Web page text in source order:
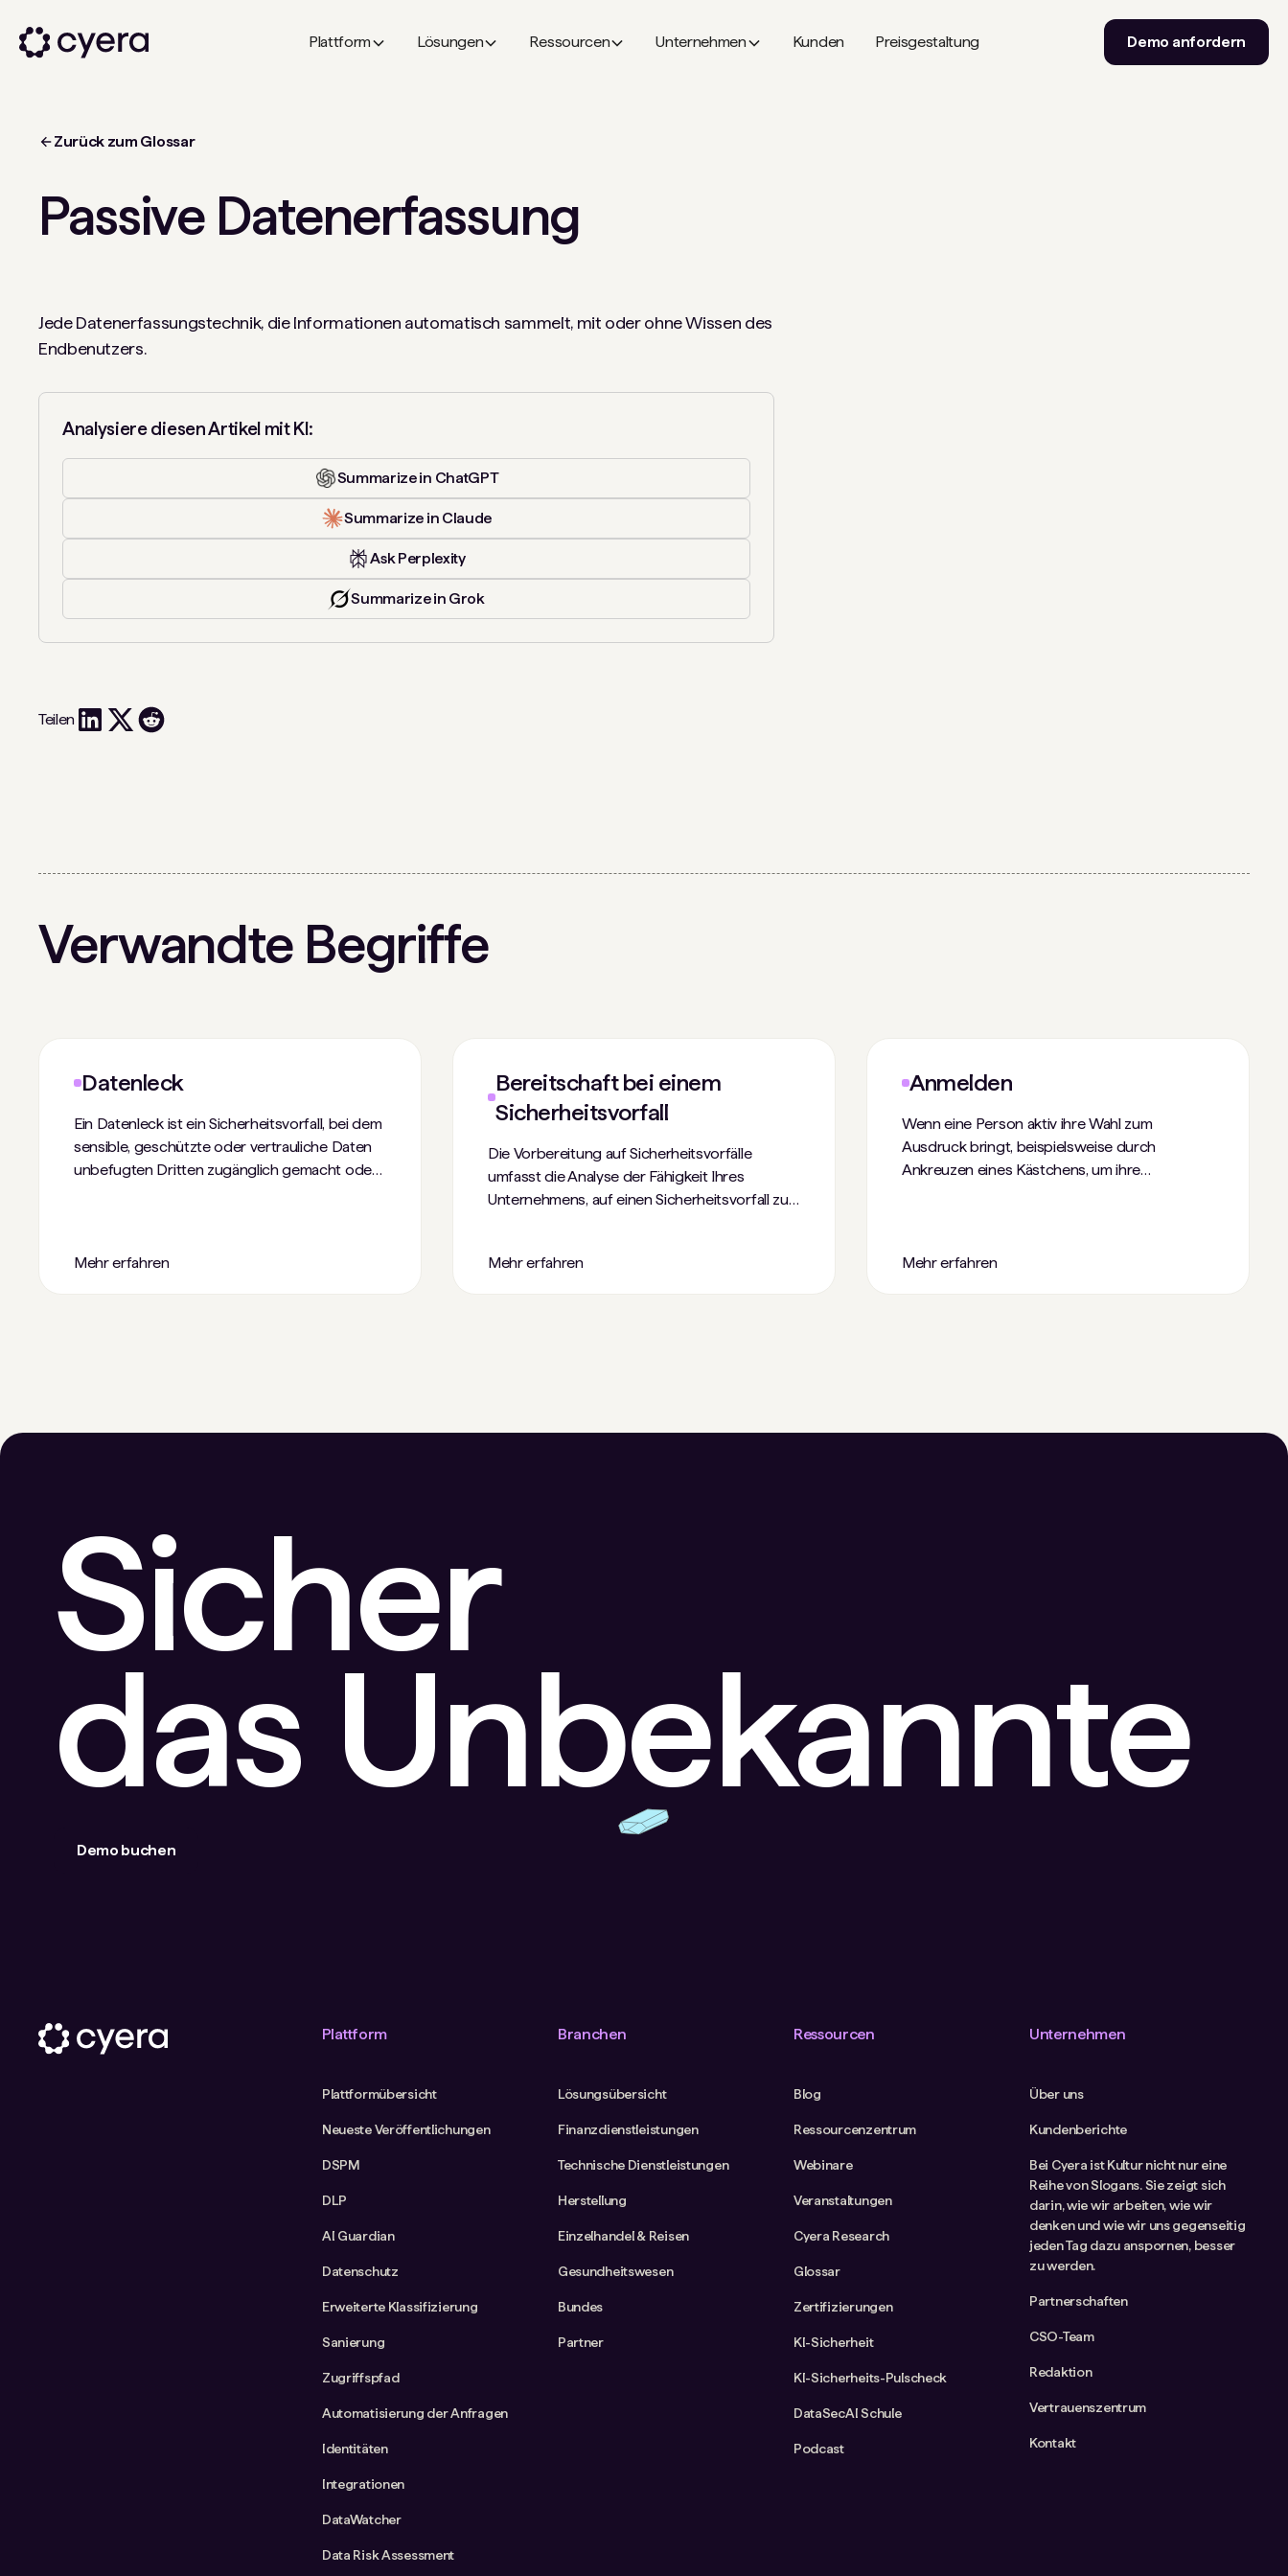
Plattform Lösungen Ressourcen Unternehmen Kunden Preisgestaltung Demo anfordern
Zurück zum Glossar
Passive Datenerfassung
Jede Datenerfassungstechnik, die Informationen automatisch sammelt, mit oder ohne Wissen des
Endbenutzers.
Analysiere diesen Artikel mit KI:
Summarize in ChatGPT
Summarize in Claude
Ask Perplexity
Summarize in Grok
Teilen
Verwandte Begriffe
Datenleck
Ein Datenleck ist ein Sicherheitsvorfall, bei dem
sensible, geschützte oder vertrauliche Daten
unbefugten Dritten zugänglich gemacht oder
Daten (PII), geistiges Eigentum,
Mehr erfahren
Bereitschaft bei einem
Sicherheitsvorfall
Die Vorbereitung auf Sicherheitsvorfälle
umfasst die Analyse der Fähigkeit Ihres
Unternehmens, auf einen Sicherheitsvorfall zu
Zusammenstellung eines Reaktionsteams
sowie die Bereitstellung der notwendigen
Mehr erfahren
Anmelden
Wenn eine Person aktiv ihre Wahl zum
Ausdruck bringt, beispielsweise durch
Ankreuzen eines Kästchens, um ihre
Mehr erfahren
Sicher
das Unbekannte
Demo buchen
Plattform
Plattformübersicht
Neueste Veröffentlichungen
DSPM
DLP
AI Guardian
Datenschutz
Erweiterte Klassifizierung
Sanierung
Zugriffspfad
Automatisierung der Anfragen
Identitäten
Integrationen
DataWatcher
Data Risk Assessment
Branchen
Lösungsübersicht
Finanzdienstleistungen
Technische Dienstleistungen
Herstellung
Einzelhandel & Reisen
Gesundheitswesen
Bundes
Partner
Ressourcen
Blog
Ressourcenzentrum
Webinare
Veranstaltungen
Cyera Research
Glossar
Zertifizierungen
KI-Sicherheit
KI-Sicherheits-Pulscheck
DataSecAI Schule
Podcast
Unternehmen
Über uns
Kundenberichte
Bei Cyera ist Kultur nicht nur eine
Reihe von Slogans. Sie zeigt sich
darin, wie wir arbeiten, wie wir
denken und wie wir uns gegenseitig
jeden Tag dazu anspornen, besser
zu werden.
Partnerschaften
CSO-Team
Redaktion
Vertrauenszentrum
Kontakt